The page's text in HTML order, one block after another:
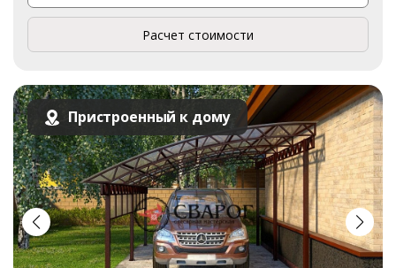
Заказать
Ваше имя*
Ваш телефон*
Расчет стоимости
Пристроенный к дому